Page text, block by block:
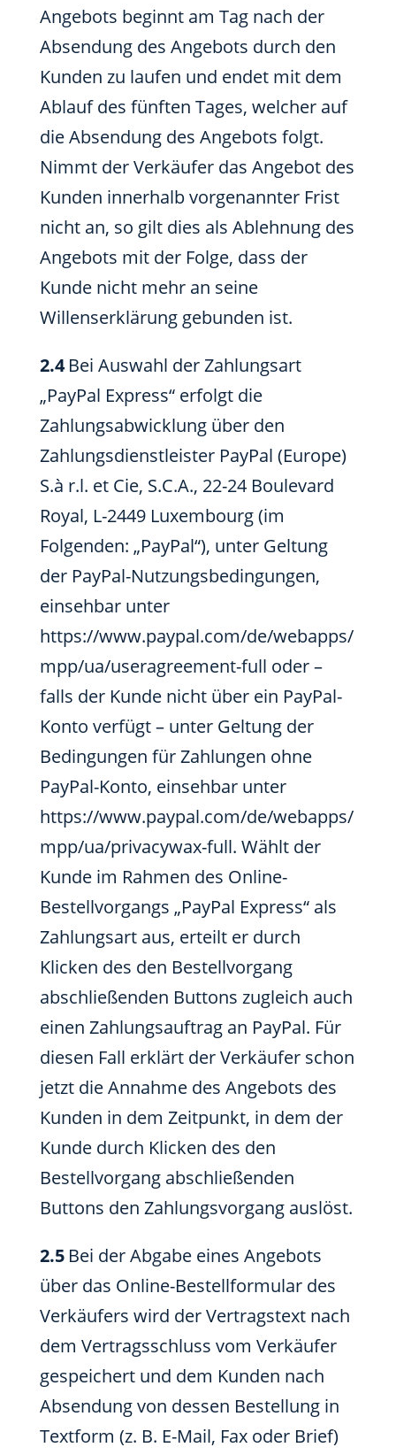
Angebots beginnt am Tag nach der
Absendung des Angebots durch den
Kunden zu laufen und endet mit dem
Ablauf des fünften Tages, welcher auf
die Absendung des Angebots folgt.
Nimmt der Verkäufer das Angebot des
Kunden innerhalb vorgenannter Frist
nicht an, so gilt dies als Ablehnung des
Angebots mit der Folge, dass der
Kunde nicht mehr an seine
Willenserklärung gebunden ist.
2.4Bei Auswahl der Zahlungsart
„PayPal Express“ erfolgt die
Zahlungsabwicklung über den
Zahlungsdienstleister PayPal (Europe)
S.à r.l. et Cie, S.C.A., 22-24 Boulevard
Royal, L-2449 Luxembourg (im
Folgenden: „PayPal“), unter Geltung
der PayPal-Nutzungsbedingungen,
einsehbar unter
https://www.paypal.com/de/webapps/
mpp/ua/useragreement-full oder –
falls der Kunde nicht über ein PayPal-
Konto verfügt – unter Geltung der
Bedingungen für Zahlungen ohne
PayPal-Konto, einsehbar unter
https://www.paypal.com/de/webapps/
mpp/ua/privacywax-full. Wählt der
Kunde im Rahmen des Online-
Bestellvorgangs „PayPal Express“ als
Zahlungsart aus, erteilt er durch
Klicken des den Bestellvorgang
abschließenden Buttons zugleich auch
einen Zahlungsauftrag an PayPal. Für
diesen Fall erklärt der Verkäufer schon
jetzt die Annahme des Angebots des
Kunden in dem Zeitpunkt, in dem der
Kunde durch Klicken des den
Bestellvorgang abschließenden
Buttons den Zahlungsvorgang auslöst.
2.5 Bei der Abgabe eines Angebots
über das Online-Bestellformular des
Verkäufers wird der Vertragstext nach
dem Vertragsschluss vom Verkäufer
gespeichert und dem Kunden nach
Absendung von dessen Bestellung in
Textform (z. B. E-Mail, Fax oder Brief)